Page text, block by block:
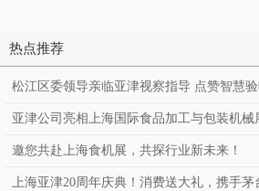
热点推荐
松江区委领导亲临亚津视察指导 点赞智慧
亚津公司亮相上海国际食品加工与包装机械
邀您共赴上海食机展，共探行业新未来！
上海亚津20周年庆典！消费送大礼，携手